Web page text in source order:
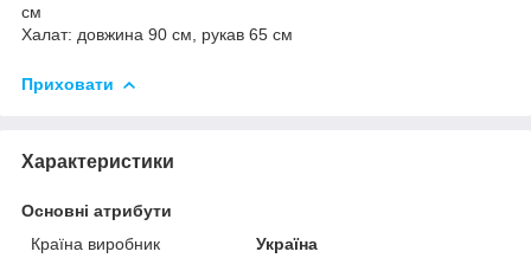
см
Халат: довжина 90 см, рукав 65 см
Приховати
Характеристики
Основні атрибути
Країна виробник
Україна